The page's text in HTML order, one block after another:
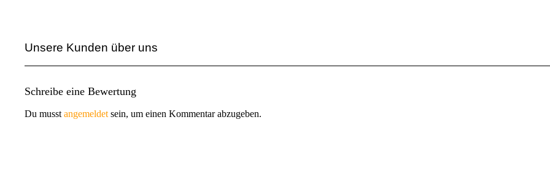
Unsere Kunden über uns
Schreibe eine Bewertung
Du musst angemeldet sein, um einen Kommentar abzugeben.